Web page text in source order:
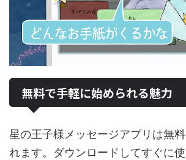
無料で手軽に始められる魅力
星の王子様メッセージアプリは無
れます。ダウンロードしてすぐに